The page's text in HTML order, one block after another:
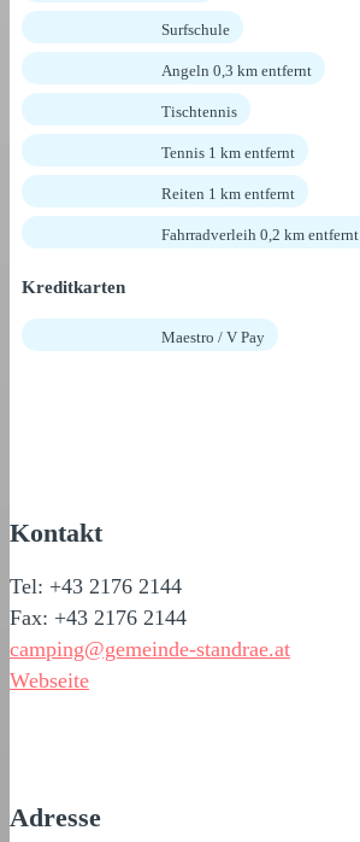
Surfschule
Angeln 0,3 km entfernt
Tischtennis
Tennis 1 km entfernt
Reiten 1 km entfernt
Fahrradverleih 0,2 km entfernt
Kreditkarten
Maestro / V Pay
Kontakt
Tel: +43 2176 2144
Fax: +43 2176 2144
camping@gemeinde-standrae.at
Webseite
Adresse